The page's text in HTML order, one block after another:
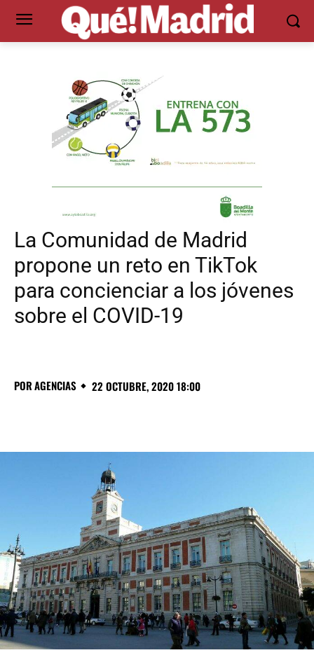
La Comunidad de Madrid
propone un reto en TikTok
para concienciar a los jóvenes
sobre el COVID-19
PORAGENCIAS 22 OCTUBRE, 2020 18:00